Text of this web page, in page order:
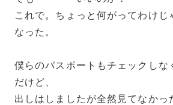
これで。ちょっと何がってわけじ
なった。
僕らのパスポートもチェックしな
だけど、
出しはしましたが全然見てなかっ